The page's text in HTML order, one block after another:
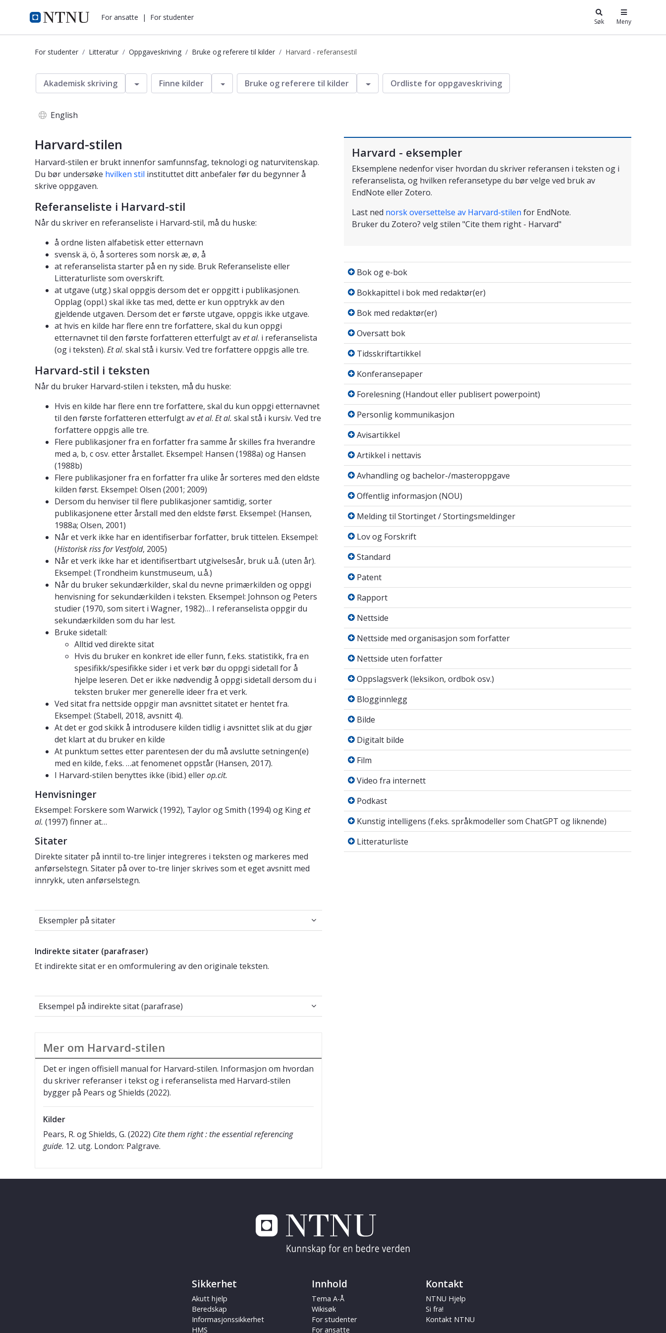
i.ntnu.no For ansatte | For studenter Søk Meny
For studenter Litteratur Oppgaveskriving Bruke og referere til kilder Harvard - referansestil
Oppgaveskriving - Harvard - referansestil
Akademisk skriving VeksleFinne kilder VeksleBruke og referere til kilder VeksleOrdliste for oppgaveskriving
English
Harvard-stilen
Harvard-stilen er brukt innenfor samfunnsfag, teknologi og naturvitenskap.
Du bør undersøke hvilken stil instituttet ditt anbefaler før du begynner å
skrive oppgaven.
Referanseliste i Harvard-stil
Når du skriver en referanseliste i Harvard-stil, må du huske:
å ordne listen alfabetisk etter etternavn
svensk ä, ö, å sorteres som norsk æ, ø, å
at referanselista starter på en ny side. Bruk Referanseliste eller
Litteraturliste som overskrift.
at utgave (utg.) skal oppgis dersom det er oppgitt i publikasjonen.
Opplag (oppl.) skal ikke tas med, dette er kun opptrykk av den
gjeldende utgaven. Dersom det er første utgave, oppgis ikke utgave.
at hvis en kilde har flere enn tre forfattere, skal du kun oppgi
etternavnet til den første forfatteren etterfulgt avet al. i referanselista
(og i teksten). Et al. skal stå i kursiv. Ved tre forfattere oppgis alle tre.
Harvard-stil i teksten
Når du bruker Harvard-stilen i teksten, må du huske:
Hvis en kilde har flere enn tre forfattere, skal du kun oppgi etternavnet
til den første forfatteren etterfulgt avet al. Et al. skal stå i kursiv. Ved tre
forfattere oppgis alle tre.
Flere publikasjoner fra en forfatter fra samme år skilles fra hverandre
med a, b, c osv. etter årstallet. Eksempel: Hansen (1988a) og Hansen
(1988b)
Flere publikasjoner fra en forfatter fra ulike år sorteres med den eldste
kilden først. Eksempel: Olsen (2001; 2009)
Dersom du henviser til flere publikasjoner samtidig, sorter
publikasjonene etter årstall med den eldste først. Eksempel: (Hansen,
1988a; Olsen, 2001)
Når et verk ikke har en identifiserbar forfatter, bruk tittelen. Eksempel:
(Historisk riss for Vestfold, 2005)
Når et verk ikke har et identifisertbart utgivelsesår, bruk u.å. (uten år).
Eksempel: (Trondheim kunstmuseum, u.å.)
Når du bruker sekundærkilder, skal du nevne primærkilden og oppgi
henvisning for sekundærkilden i teksten. Eksempel: Johnson og Peters
studier (1970, som sitert i Wagner, 1982)… I referanselista oppgir du
sekundærkilden som du har lest.
Bruke sidetall:
Alltid ved direkte sitat
Hvis du bruker en konkret ide eller funn, f.eks. statistikk, fra en
spesifikk/spesifikke sider i et verk bør du oppgi sidetall for å
hjelpe leseren. Det er ikke nødvendig å oppgi sidetall dersom du i
teksten bruker mer generelle ideer fra et verk.
Ved sitat fra nettside oppgir man avsnittet sitatet er hentet fra.
Eksempel: (Stabell, 2018, avsnitt 4).
At det er god skikk å introdusere kilden tidlig i avsnittet slik at du gjør
det klart at du bruker en kilde
At punktum settes etter parentesen der du må avslutte setningen(e)
med en kilde, f.eks. …at fenomenet oppstår (Hansen, 2017).
I Harvard-stilen benyttes ikke (ibid.) ellerop.cit.
Henvisninger
Eksempel: Forskere som Warwick (1992), Taylor og Smith (1994) og Kinget
al. (1997) finner at…
Sitater
Direkte sitater på inntil to-tre linjer integreres i teksten og markeres med
anførselstegn. Sitater på over to-tre linjer skrives som et eget avsnitt med
innrykk, uten anførselstegn.
Eksempler på sitater
Eksempler på sitater
Indirekte sitater (parafraser)
Et indirekte sitat er en omformulering av den originale teksten.
Eksempel på indirekte sitat (parafrase)
Eksempel på indirekte sitat (parafrase)
Mer om Harvard-stilen
Det er ingen offisiell manual for Harvard-stilen. Informasjon om hvordan
du skriver referanser i tekst og i referanselista med Harvard-stilen
bygger på Pears og Shields (2022).
Kilder
Pears, R. og Shields, G. (2022) Cite them right : the essential referencing
guide. 12. utg. London: Palgrave.
Harvard - eksempler
Eksemplene nedenfor viser hvordan du skriver referansen i teksten og i
referanselista, og hvilken referansetype du bør velge ved bruk av
EndNote eller Zotero.
Last ned norsk oversettelse av Harvard-stilen for EndNote.
Bruker du Zotero? velg stilen "Cite them right - Harvard"
Bok og e-bok
Bok og e-bok
Bokkapittel i bok med redaktør(er)
Bokkapittel i bok med redaktør(er)
Bok med redaktør(er)
Bok med redaktør(er)
Oversatt bok
Oversatt bok
Tidsskriftartikkel
Tidsskriftartikkel
Konferansepaper
Konferansepaper
Forelesning (Handout eller publisert powerpoint)
Forelesning (Handout eller publisert powerpoint)
Personlig kommunikasjon
Personlig kommunikasjon
Avisartikkel
Avisartikkel
Artikkel i nettavis
Artikkel i nettavis
Avhandling og bachelor-/masteroppgave
Avhandling og bachelor-/masteroppgave
Offentlig informasjon (NOU)
Offentlig informasjon (NOU)
Melding til Stortinget / Stortingsmeldinger
Melding til Stortinget / Stortingsmeldinger
Lov og Forskrift
Lov og Forskrift
Standard
Standard
Patent
Patent
Rapport
Rapport
Nettside
Nettside
Nettside med organisasjon som forfatter
Nettside med organisasjon som forfatter
Nettside uten forfatter
Nettside uten forfatter
Oppslagsverk (leksikon, ordbok osv.)
Oppslagsverk (leksikon, ordbok osv.)
Blogginnlegg
Blogginnlegg
BildeBilde
Digitalt bilde
Digitalt bilde
FilmFilm
Video fra internett
Video fra internett
Podkast
Podkast
Kunstig intelligens (f.eks. språkmodeller som ChatGPT og liknende)
Kunstig intelligens (f.eks. språkmodeller som ChatGPT og liknende)
Litteraturliste
Litteraturliste
Sikkerhet
Akutt hjelp
Beredskap
Informasjonssikkerhet
HMS
Innhold
Tema A-Å
Wikisøk
For studenter
For ansatte
Kontakt
NTNU Hjelp
Si fra!
Kontakt NTNU